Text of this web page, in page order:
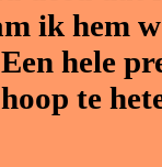
ik hem
hele
te